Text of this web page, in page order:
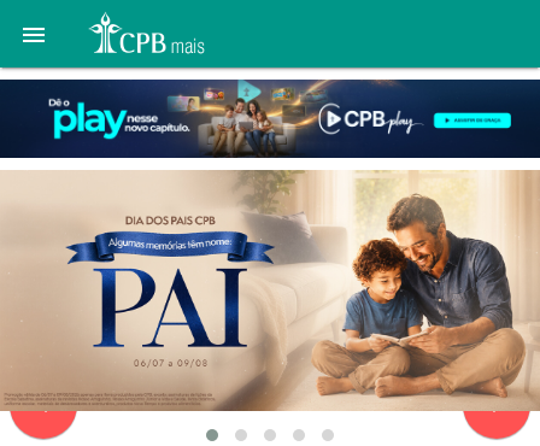

navigate_before navigate_next